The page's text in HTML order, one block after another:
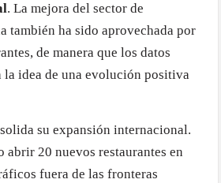
. La mejora del sector de
también ha sido aprovechada por
de manera que los datos
la idea de una evolución positiva
su expansión internacional.
20 nuevos restaurantes en
fuera de las fronteras